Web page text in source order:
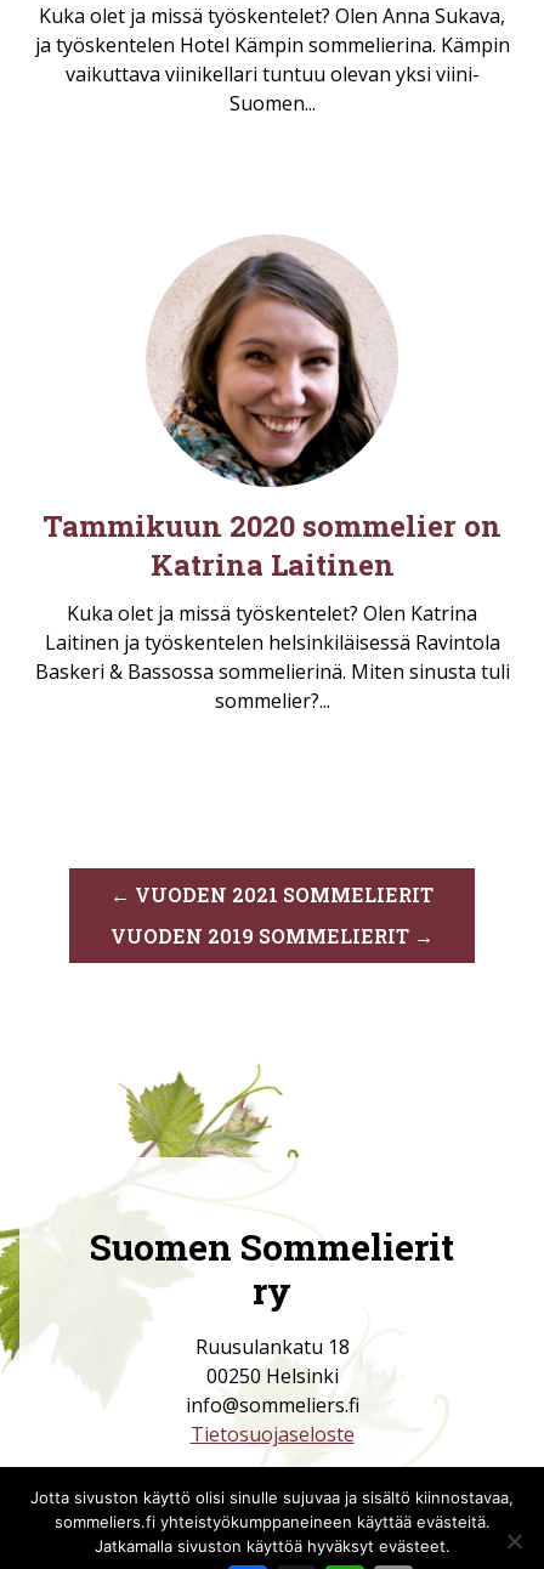
Kuka olet ja missä työskentelet? Olen Anna Sukava,
ja työskentelen Hotel Kämpin sommelierina. Kämpin
vaikuttava viinikellari tuntuu olevan yksi viini-
Suomen...
Tammikuun 2020 sommelier on
Katrina Laitinen
Kuka olet ja missä työskentelet? Olen Katrina
Laitinen ja työskentelen helsinkiläisessä Ravintola
Baskeri & Bassossa sommelierinä. Miten sinusta tuli
sommelier?...
← VUODEN 2021 SOMMELIERIT
VUODEN 2019 SOMMELIERIT →
Suomen Sommelierit
ry
Ruusulankatu 18
00250 Helsinki
info@sommeliers.fi
Tietosuojaseloste
Jotta sivuston käyttö olisi sinulle sujuvaa ja sisältö kiinnostavaa,
sommeliers.fi yhteistyökumppaneineen käyttää evästeitä.
Jatkamalla sivuston käyttöä hyväksyt evästeet.